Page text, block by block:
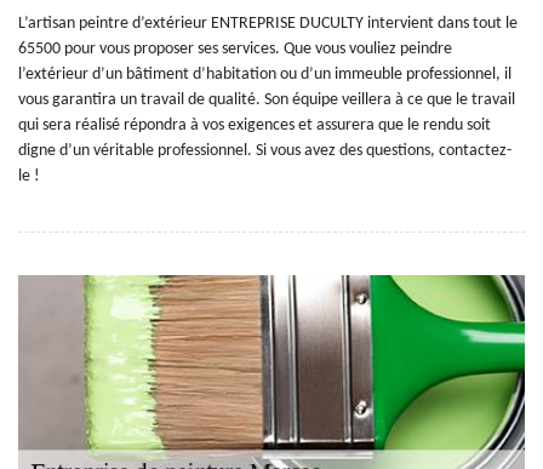
L’artisan peintre d’extérieur ENTREPRISE DUCULTY intervient dans tout le
65500 pour vous proposer ses services. Que vous vouliez peindre
l’extérieur d’un bâtiment d’habitation ou d’un immeuble professionnel, il
vous garantira un travail de qualité. Son équipe veillera à ce que le travail
qui sera réalisé répondra à vos exigences et assurera que le rendu soit
digne d’un véritable professionnel. Si vous avez des questions, contactez-
le !